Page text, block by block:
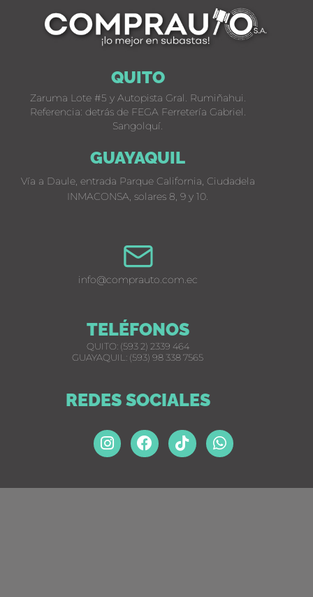
QUITO
Zaruma Lote #5 y Autopista Gral. Rumiñahui.
Referencia: detrás de FEGA Ferretería Gabriel.
Sangolquí.
GUAYAQUIL
Vía a Daule, entrada Parque California, Ciudadela
INMACONSA, solares 8, 9 y 10.
info@comprauto.com.ec
TELÉFONOS
QUITO: (593 2) 2339 464
GUAYAQUIL: (593) 98 338 7565
REDES SOCIALES